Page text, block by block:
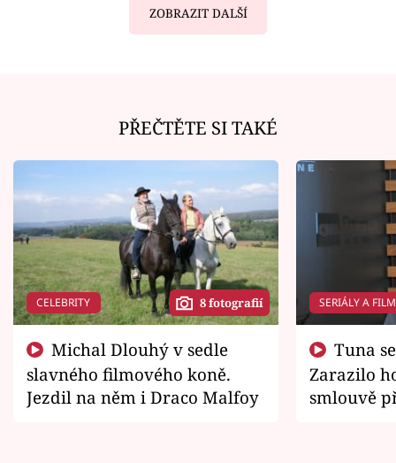
ZOBRAZIT DALŠÍ
PŘEČTĚTE SI TAKÉ
CELEBRITY 8 fotografií
slavného filmového koně.
Jezdil na něm i Draco Malfoy
SERIÁLY A
Zarazilo
smlouvě